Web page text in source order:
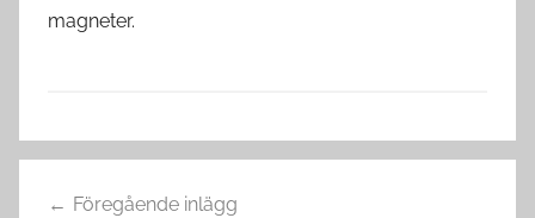
magneter.
V
Föregående inlägg